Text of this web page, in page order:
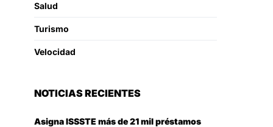
Salud
Turismo
Velocidad
NOTICIAS RECIENTES
Asigna ISSSTE más de 21 mil préstamos